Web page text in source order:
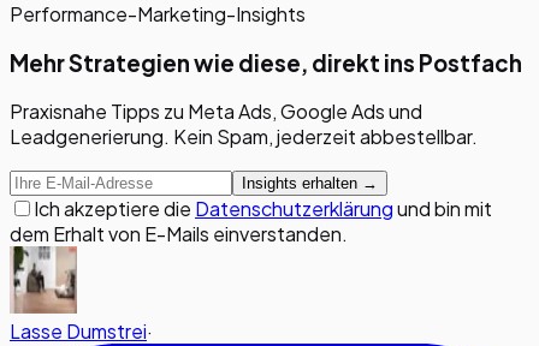
Performance-Marketing-Insights
Mehr Strategien wie diese, direkt ins Postfach
Praxisnahe Tipps zu Meta Ads, Google Ads und
Leadgenerierung. Kein Spam, jederzeit abbestellbar.
Insights erhalten →
Ich akzeptiere die Datenschutzerklärungund bin mit
dem Erhalt von E-Mails einverstanden.
Lasse Dumstrei·